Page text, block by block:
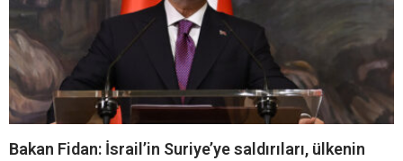
Bakan Fidan: İsrail’in Suriye’ye saldırıları, ülkenin